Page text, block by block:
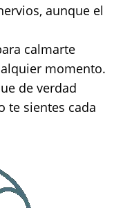
aunque el
calmarte
momento.
de verdad
te sientes cada